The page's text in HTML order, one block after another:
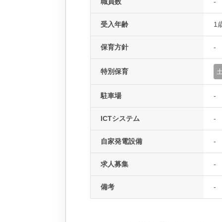
受入年齢 1
保育方針 -
特別保育
駐車場 -
ICTシステム -
自家発電設備 -
求人募集 -
備考 -